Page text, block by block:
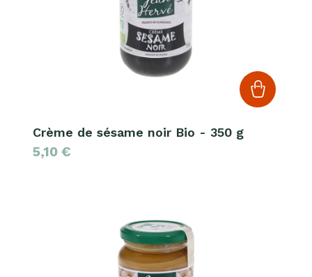
Crème de sésame noir Bio - 350 g
5,10 €